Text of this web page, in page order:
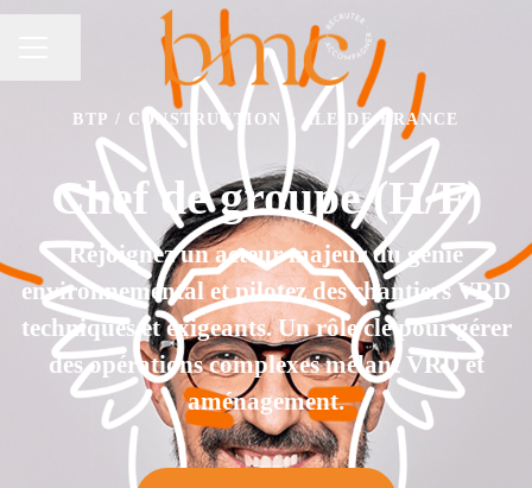
Partager la page
BTP / CONSTRUCTION · ILE-DE-FRANCE
Chef de groupe (H/F)
Rejoignez un acteur majeur du génie
environnemental et pilotez des chantiers VRD
techniques et exigeants. Un rôle clé pour gérer
des opérations complexes mêlant VRD et
aménagement.